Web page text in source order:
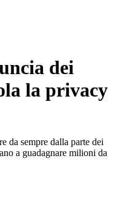
dei
la privacy
da sempre dalla parte dei
a guadagnare milioni da